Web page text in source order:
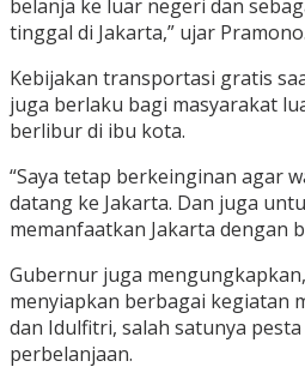
belanja ke luar negeri dan
tinggal di Jakarta,” ujar Pramono.
Kebijakan transportasi gratis
juga berlaku bagi masyarakat
berlibur di ibu kota.
“Saya tetap berkeinginan agar
datang ke Jakarta. Dan juga
memanfaatkan Jakarta dengan
Gubernur juga
menyiapkan berbagai kegiatan
dan Idulfitri, salah satunya
perbelanjaan.